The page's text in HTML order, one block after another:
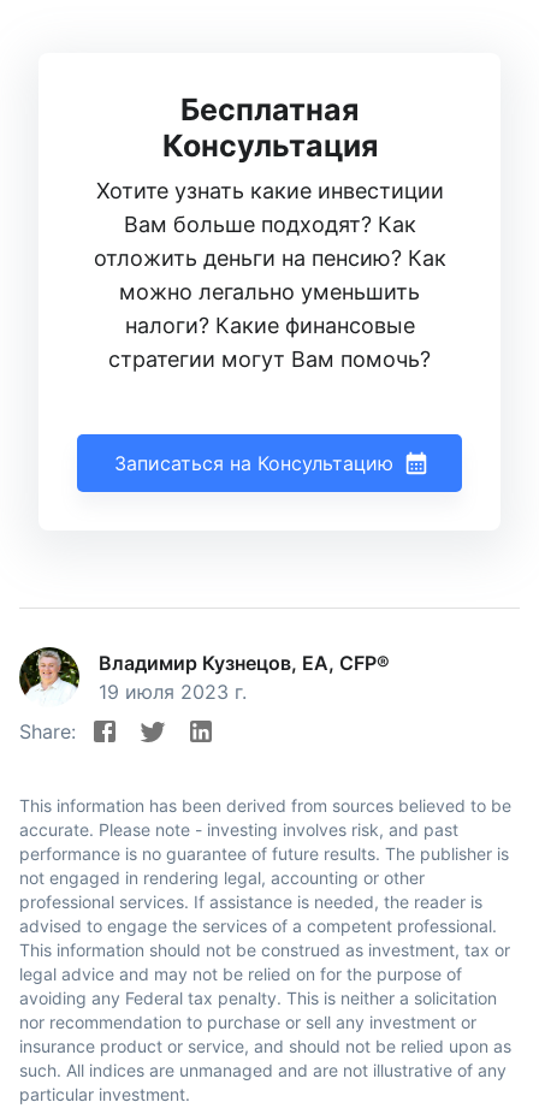
Бесплатная
Консультация
Хотите узнать какие инвестиции
Вам больше подходят? Как
отложить деньги на пенсию? Как
можно легально уменьшить
налоги? Какие финансовые
стратегии могут Вам помочь?
Записаться на Консультацию
Владимир Кузнецов, EA, CFP®
19 июля 2023 г.
Share:
This information has been derived from sources believed to be
accurate. Please note - investing involves risk, and past
performance is no guarantee of future results. The publisher is
not engaged in rendering legal, accounting or other
professional services. If assistance is needed, the reader is
advised to engage the services of a competent professional.
This information should not be construed as investment, tax or
legal advice and may not be relied on for the purpose of
avoiding any Federal tax penalty. This is neither a solicitation
nor recommendation to purchase or sell any investment or
insurance product or service, and should not be relied upon as
such. All indices are unmanaged and are not illustrative of any
particular investment.